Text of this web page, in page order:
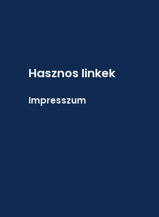
Hasznos linkek
Impresszum